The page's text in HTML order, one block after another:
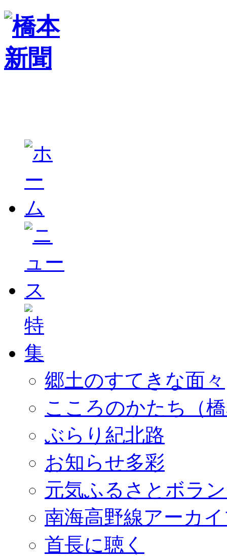
郷土のすてきな面々
こころのかたち（
ぶらり紀北路
お知らせ多彩
元気ふるさとボラ
南海高野線アーカ
首長に聴く